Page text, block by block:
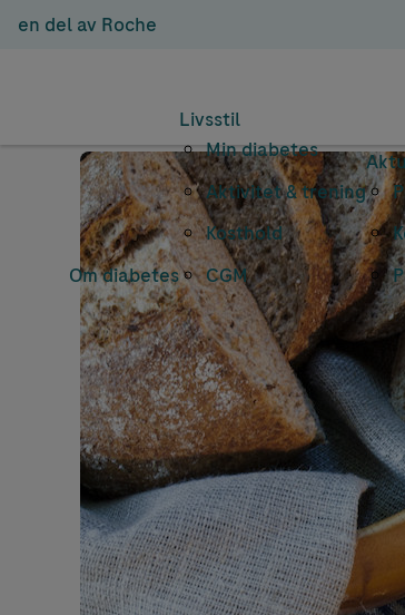
en del av Roche
Om diabetes
Livsstil
Min diabetes
Aktivitet & trening
Kosthold
CGM